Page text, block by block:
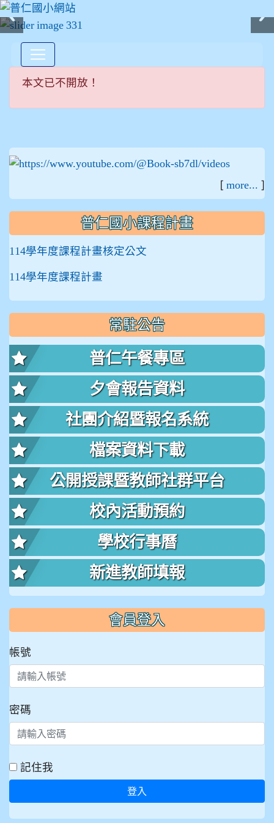
本文已不開放！
[ more... ]
普仁國小課程計畫
114學年度課程計畫核定公文
114學年度課程計畫
常駐公告
普仁午餐專區
夕會報告資料
社團介紹暨報名系統
檔案資料下載
公開授課暨教師社群平台
校內活動預約
學校行事曆
新進教師填報
會員登入
帳號
密碼
記住我
登入